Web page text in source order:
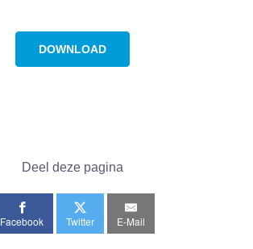
DOWNLOAD
Deel deze pagina
Facebook Twitter E-Mail